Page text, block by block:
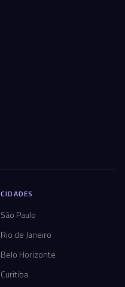
CIDADES
São Paulo
Rio de Janeiro
Belo Horizonte
Curitiba